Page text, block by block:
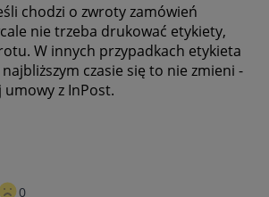
chodzi o zwroty zamówień
nie trzeba drukować etykiety,
W innych przypadkach etykieta
czasie się to nie zmieni -
umowy z InPost.
0